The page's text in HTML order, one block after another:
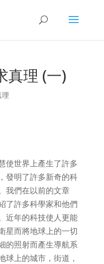
真理 (一)
使世界上產生了許多
發明了許多新奇的科
我們在以前的文章
了許多科學家和他們
近年的科技使人更能
星而將地球上的一切
的照射而產生導航系
球上的城市，街道，